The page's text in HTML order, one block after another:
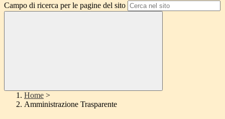
Campo di ricerca per le pagine del sito
Home >
Amministrazione Trasparente